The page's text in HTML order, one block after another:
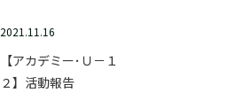
2021.11.16
【アカデミー･Ｕ－１
２】活動報告